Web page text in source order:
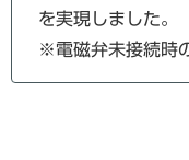
を実現しました。
※電磁弁未接続時